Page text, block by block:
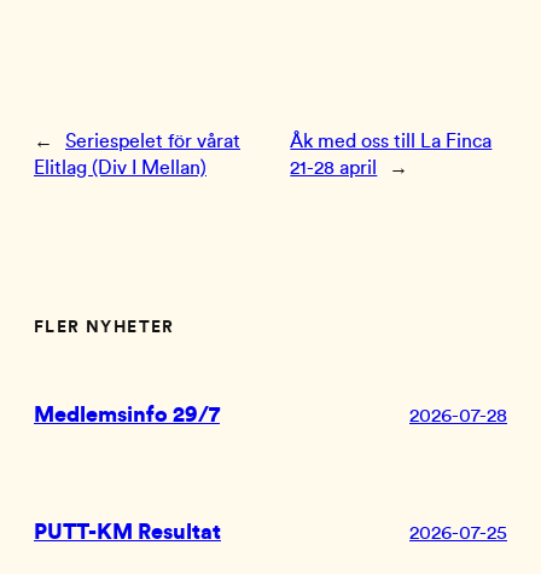
←
Seriespelet för vårat
Elitlag (Div I Mellan)
Åk med oss till La Finca
21-28 april
→
FLER NYHETER
Medlemsinfo 29/7 2026-07-28
PUTT-KM Resultat 2026-07-25